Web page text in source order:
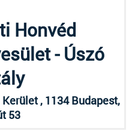
Honvéd
- Úszó
, 1134 Budapest,
53